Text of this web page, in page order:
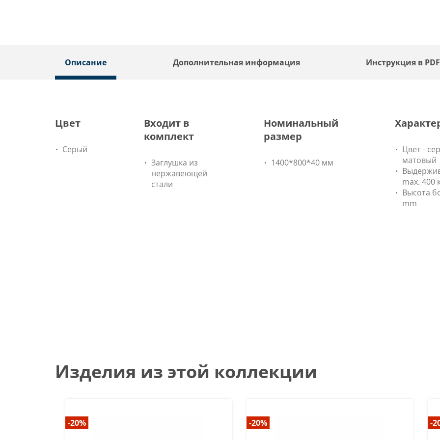
Описание Дополнительная информация Инструкция в PDF
Цвет
Серый
Входит в
комплект
Заглушка из
нержавеющей
стали
Номинальный
размер
1400*800*40 мм
Цвет -
матовый
max. 400
Высота
mm
Изделия из этой коллекции
-20% -20% -